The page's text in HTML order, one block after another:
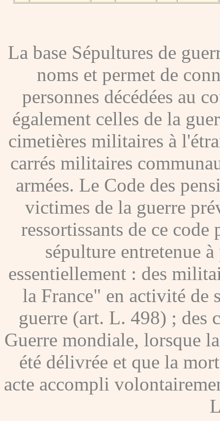
La base Sépultures de
noms et permet de
personnes décédées au
également celles de la
cimetières militaires à
carrés militaires
armées. Le Code des
victimes de la guerre
ressortissants de ce code
sépulture entretenue
essentiellement : des
la France" en activité de
guerre (art. L. 498) ; des
Guerre mondiale, lorsque
été délivrée et que la
acte accompli